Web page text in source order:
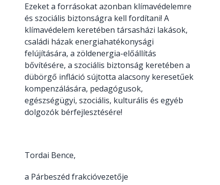
Ezeket a forrásokat azonban klímavédelemre
és szociális biztonságra kell fordítani! A
klímavédelem keretében társasházi lakások,
családi házak energiahatékonysági
felújítására, a zöldenergia-előállítás
bővítésére, a szociális biztonság keretében a
dübörgő infláció sújtotta alacsony keresetűek
kompenzálására, pedagógusok,
egészségügyi, szociális, kulturális és egyéb
dolgozók bérfejlesztésére!
Tordai Bence,
a Párbeszéd frakcióvezetője